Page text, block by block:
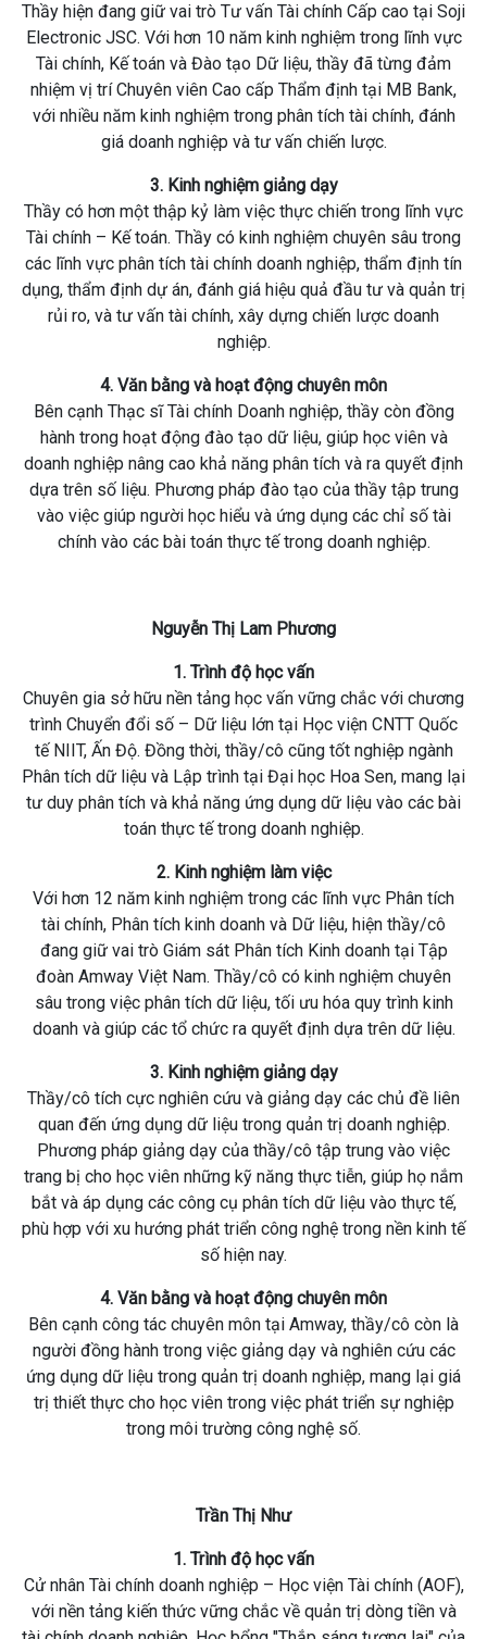
Thầy hiện đang giữ vai trò Tư vấn Tài chính Cấp cao tại Soji
Electronic JSC. Với hơn 10 năm kinh nghiệm trong lĩnh vực
Tài chính, Kế toán và Đào tạo Dữ liệu, thầy đã từng đảm
nhiệm vị trí Chuyên viên Cao cấp Thẩm định tại MB Bank,
với nhiều năm kinh nghiệm trong phân tích tài chính, đánh
giá doanh nghiệp và tư vấn chiến lược.
3. Kinh nghiệm giảng dạy
Thầy có hơn một thập kỷ làm việc thực chiến trong lĩnh vực
Tài chính – Kế toán. Thầy có kinh nghiệm chuyên sâu trong
các lĩnh vực phân tích tài chính doanh nghiệp, thẩm định tín
dụng, thẩm định dự án, đánh giá hiệu quả đầu tư và quản trị
rủi ro, và tư vấn tài chính, xây dựng chiến lược doanh
nghiệp.
4. Văn bằng và hoạt động chuyên môn
Bên cạnh Thạc sĩ Tài chính Doanh nghiệp, thầy còn đồng
hành trong hoạt động đào tạo dữ liệu, giúp học viên và
doanh nghiệp nâng cao khả năng phân tích và ra quyết định
dựa trên số liệu. Phương pháp đào tạo của thầy tập trung
vào việc giúp người học hiểu và ứng dụng các chỉ số tài
chính vào các bài toán thực tế trong doanh nghiệp.
Nguyễn Thị Lam Phương
1. Trình độ học vấn
Chuyên gia sở hữu nền tảng học vấn vững chắc với chương
trình Chuyển đổi số – Dữ liệu lớn tại Học viện CNTT Quốc
tế NIIT, Ấn Độ. Đồng thời, thầy/cô cũng tốt nghiệp ngành
Phân tích dữ liệu và Lập trình tại Đại học Hoa Sen, mang lại
tư duy phân tích và khả năng ứng dụng dữ liệu vào các bài
toán thực tế trong doanh nghiệp.
2. Kinh nghiệm làm việc
Với hơn 12 năm kinh nghiệm trong các lĩnh vực Phân tích
tài chính, Phân tích kinh doanh và Dữ liệu, hiện thầy/cô
đang giữ vai trò Giám sát Phân tích Kinh doanh tại Tập
đoàn Amway Việt Nam. Thầy/cô có kinh nghiệm chuyên
sâu trong việc phân tích dữ liệu, tối ưu hóa quy trình kinh
doanh và giúp các tổ chức ra quyết định dựa trên dữ liệu.
3. Kinh nghiệm giảng dạy
Thầy/cô tích cực nghiên cứu và giảng dạy các chủ đề liên
quan đến ứng dụng dữ liệu trong quản trị doanh nghiệp.
Phương pháp giảng dạy của thầy/cô tập trung vào việc
trang bị cho học viên những kỹ năng thực tiễn, giúp họ nắm
bắt và áp dụng các công cụ phân tích dữ liệu vào thực tế,
phù hợp với xu hướng phát triển công nghệ trong nền kinh tế
số hiện nay.
4. Văn bằng và hoạt động chuyên môn
Bên cạnh công tác chuyên môn tại Amway, thầy/cô còn là
người đồng hành trong việc giảng dạy và nghiên cứu các
ứng dụng dữ liệu trong quản trị doanh nghiệp, mang lại giá
trị thiết thực cho học viên trong việc phát triển sự nghiệp
trong môi trường công nghệ số.
Trần Thị Như
1. Trình độ học vấn
Cử nhân Tài chính doanh nghiệp – Học viện Tài chính (AOF),
với nền tảng kiến thức vững chắc về quản trị dòng tiền và